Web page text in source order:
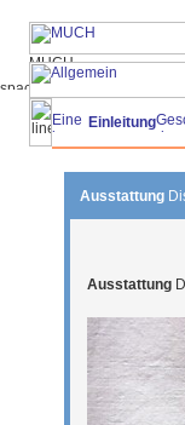
Einleitung
Ausstattung
Ausstattung